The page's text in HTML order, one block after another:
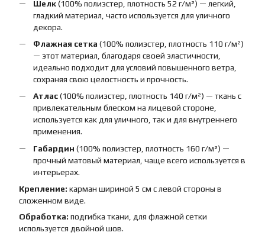
Шелк(100% полиэстер, плотность 52 г/м²) — легкий,
гладкий материал, часто используется для уличного
декора.
Флажная сетка (100% полиэстер, плотность 110 г/м²)
— этот материал, благодаря своей эластичности,
идеально подходит для условий повышенного ветра,
сохраняя свою целостность и прочность.
Атлас(100% полиэстер, плотность 140 г/м²) — ткань с
привлекательным блеском на лицевой стороне,
используется как для уличного, так и для внутреннего
применения.
Габардин (100% полиэстер, плотность 160 г/м²) —
прочный матовый материал, чаще всего используется в
интерьерах.
Крепление: карман шириной 5 см с левой стороны в
сложенном виде.
Обработка: подгибка ткани, для флажной сетки
используется двойной шов.